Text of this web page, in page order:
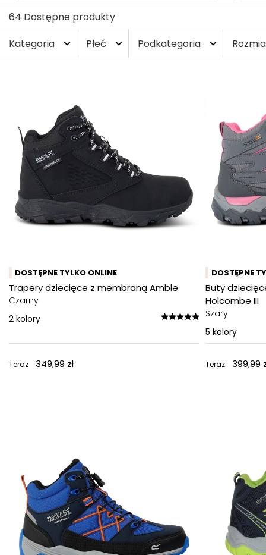
64 Dostępne produkty
Kategoria
expand_more Płeć expand_more Podkategoria expand_more
DOSTĘPNE TYLKO ONLINE
Trapery dziecięce z membraną Amble
Czarny
2 kolory
Teraz 349,99 zł
DOSTĘPNE
Buty
Holcombe III
Szary
5 kolory
Teraz 399,99